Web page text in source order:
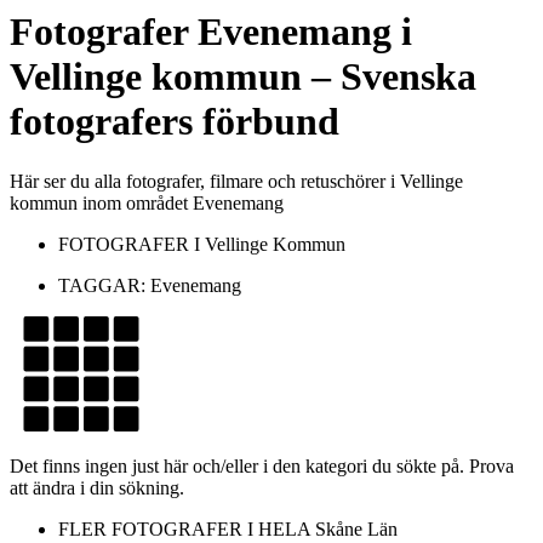
FotograferEvenemang i
Vellinge kommun– Svenska
fotografers förbund
Här ser du alla fotografer, filmare och retuschörer i Vellinge
kommun inom området Evenemang
FOTOGRAFER I Vellinge Kommun
TAGGAR: Evenemang
Det finns ingen just här och/eller i den kategori du sökte på. Prova
att ändra i din sökning.
FLER FOTOGRAFER I HELA Skåne Län